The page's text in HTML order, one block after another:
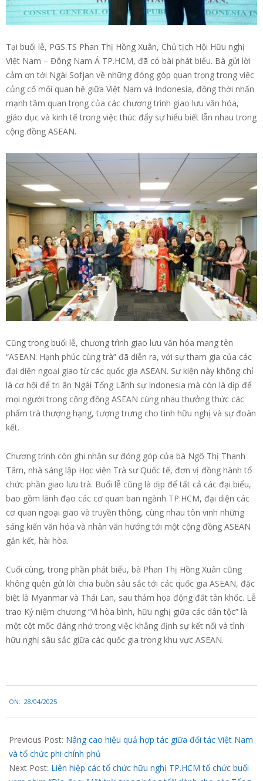
Tại buổi lễ, PGS.TS Phan Thị Hồng Xuân, Chủ tịch Hội Hữu nghị
Việt Nam – Đông Nam Á TP.HCM, đã có bài phát biểu. Bà gửi lời
cảm ơn tới Ngài Sofjan về những đóng góp quan trọng trong việc
củng cố mối quan hệ giữa Việt Nam và Indonesia, đồng thời nhấn
mạnh tầm quan trọng của các chương trình giao lưu văn hóa,
giáo dục và kinh tế trong việc thúc đẩy sự hiểu biết lẫn nhau trong
cộng đồng ASEAN.
Cũng trong buổi lễ, chương trình giao lưu văn hóa mang tên
“ASEAN: Hạnh phúc cùng trà” đã diễn ra, với sự tham gia của các
đại diện ngoại giao từ các quốc gia ASEAN. Sự kiện này không chỉ
là cơ hội để tri ân Ngài Tổng Lãnh sự Indonesia mà còn là dịp để
mọi người trong cộng đồng ASEAN cùng nhau thưởng thức các
phẩm trà thượng hạng, tượng trưng cho tình hữu nghị và sự đoàn
kết.
Chương trình còn ghi nhận sự đóng góp của bà Ngô Thị Thanh
Tâm, nhà sáng lập Học viện Trà sư Quốc tế, đơn vị đồng hành tổ
chức phần giao lưu trà. Buổi lễ cũng là dịp để tất cả các đại biểu,
bao gồm lãnh đạo các cơ quan ban ngành TP.HCM, đại diện các
cơ quan ngoại giao và truyền thông, cùng nhau tôn vinh những
sáng kiến văn hóa và nhân văn hướng tới một cộng đồng ASEAN
gắn kết, hài hòa.
Cuối cùng, trong phần phát biểu, bà Phan Thị Hồng Xuân cũng
không quên gửi lời chia buồn sâu sắc tới các quốc gia ASEAN, đặc
biệt là Myanmar và Thái Lan, sau thảm họa động đất tàn khốc. Lễ
trao Kỷ niệm chương “Vì hòa bình, hữu nghị giữa các dân tộc” là
một cột mốc đáng nhớ trong việc khẳng định sự kết nối và tình
hữu nghị sâu sắc giữa các quốc gia trong khu vực ASEAN.
04-
28
ON: 28/04/2025
Previous Post: Nâng cao hiệu quả hợp tác giữa đối tác Việt Nam
và tổ chức phi chính phủ
Next Post: Liên hiệp các tổ chức hữu nghị TP.HCM tổ chức buổi